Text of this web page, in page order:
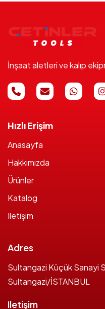
İnşaat aletleri ve kalıp
Hızlı Erişim
Anasayfa
Hakkımızda
Ürünler
Katalog
Iletişim
Adres
Sultangazi Küçük Sanayi
Sultangazi/İSTANBUL
Iletişim